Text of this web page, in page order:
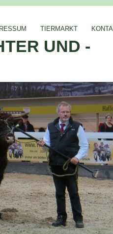
TIERMARKT
UND -